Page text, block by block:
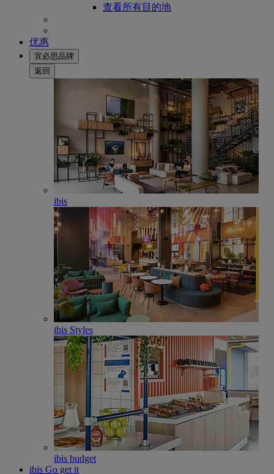
查看所有目的地
优惠
宜必思品牌
返回
ibis
ibis Styles
ibis budget
ibis Go get it